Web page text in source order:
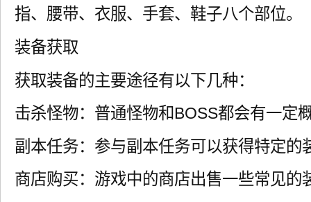
指、腰带、衣服、手套、鞋子八个部位。
装备获取
获取装备的主要途径有以下几种：
击杀怪物：普通怪物和BOSS都会有一定
副本任务：参与副本任务可以获得特定的
商店购买：游戏中的商店出售一些常见的